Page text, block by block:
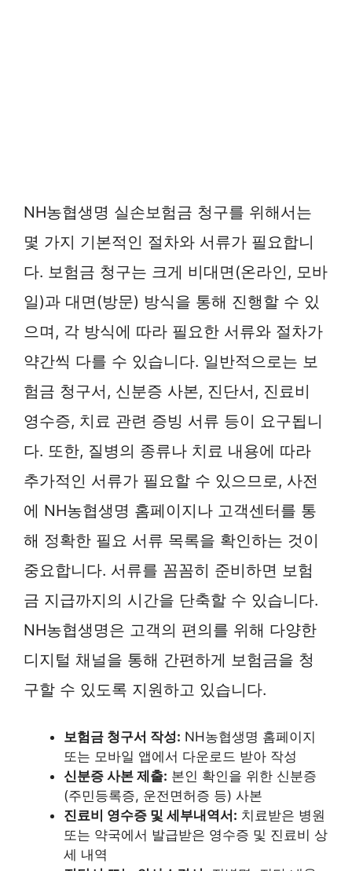
NH농협생명 실손보험금 청구를 위해서는
몇 가지 기본적인 절차와 서류가 필요합니
다. 보험금 청구는 크게 비대면(온라인, 모바
일)과 대면(방문) 방식을 통해 진행할 수 있
으며, 각 방식에 따라 필요한 서류와 절차가
약간씩 다를 수 있습니다. 일반적으로는 보
험금 청구서, 신분증 사본, 진단서, 진료비
영수증, 치료 관련 증빙 서류 등이 요구됩니
다. 또한, 질병의 종류나 치료 내용에 따라
추가적인 서류가 필요할 수 있으므로, 사전
에 NH농협생명 홈페이지나 고객센터를 통
해 정확한 필요 서류 목록을 확인하는 것이
중요합니다. 서류를 꼼꼼히 준비하면 보험
금 지급까지의 시간을 단축할 수 있습니다.
NH농협생명은 고객의 편의를 위해 다양한
디지털 채널을 통해 간편하게 보험금을 청
구할 수 있도록 지원하고 있습니다.
보험금 청구서 작성: NH농협생명 홈페이지
또는 모바일 앱에서 다운로드 받아 작성
신분증 사본 제출: 본인 확인을 위한 신분증
(주민등록증, 운전면허증 등) 사본
진료비 영수증 및 세부내역서: 치료받은 병원
또는 약국에서 발급받은 영수증 및 진료비 상
세 내역